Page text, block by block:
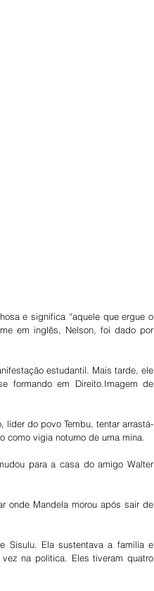
e significa “aquele que ergue o
em inglês, Nelson, foi dado por
estudantil. Mais tarde, ele
formando em Direito.Imagem de
líder do povo Tembu, tentar arrastá-
como vigia noturno de uma mina.
para a casa do amigo Walter
onde Mandela morou após sair de
Sisulu. Ela sustentava a família e
na política. Eles tiveram quatro